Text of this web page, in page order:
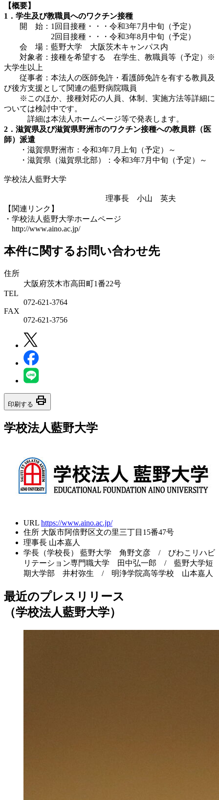
【概要】
1．学生及び教職員へのワクチン接種
開 始：1回目接種・・・令和3年7月中旬（予定）
2回目接種・・・令和3年8月中旬（予定）
会 場：藍野大学 大阪茨木キャンパス内
対象者：接種を希望する 在学生、教職員等（予定）※
大学生以上
従事者：本法人の医師免許・看護師免許を有する教員及
び後方支援として関連の藍野病院職員
※このほか、接種対応の人員、体制、実施方法等詳細に
ついては検討中です。
詳細は本法人ホームページ等で発表します。
2．滋賀県及び滋賀県野洲市のワクチン接種への教員群（医
師）派遣
・滋賀県野洲市：令和3年7月上旬（予定）～
・滋賀県（滋賀県北部）：令和3年7月中旬（予定）～
学校法人藍野大学
理事長 小山 英夫
【関連リンク】
・学校法人藍野大学ホームページ
http://www.aino.ac.jp/
本件に関するお問い合わせ先
住所
大阪府茨木市高田町1番22号
TEL
072-621-3764
FAX
072-621-3756
印刷する print
学校法人藍野大学
URL https://www.aino.ac.jp/
住所 大阪市阿倍野区文の里三丁目15番47号
理事長 山本嘉人
学長（学校長）
藍野大学 角野文彦 / びわこリハビ
リテーション専門職大学 田中弘一郎 / 藍野大学短
期大学部 井村弥生 / 明浄学院高等学校 山本嘉人
最近のプレスリリース
（学校法人藍野大学）